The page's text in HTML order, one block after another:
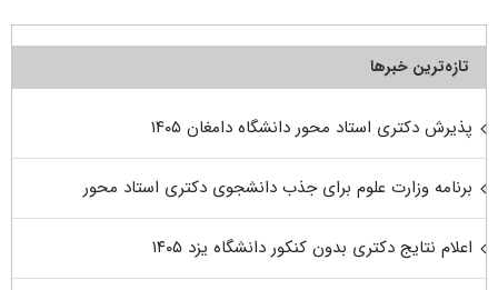
تازه‌ترین خبرها
پذیرش دکتری استاد محور دانشگاه دامغان ۱۴۰۵
برنامه وزارت علوم برای جذب دانشجوی دکتری استاد محور
اعلام نتایج دکتری بدون کنکور دانشگاه یزد ۱۴۰۵